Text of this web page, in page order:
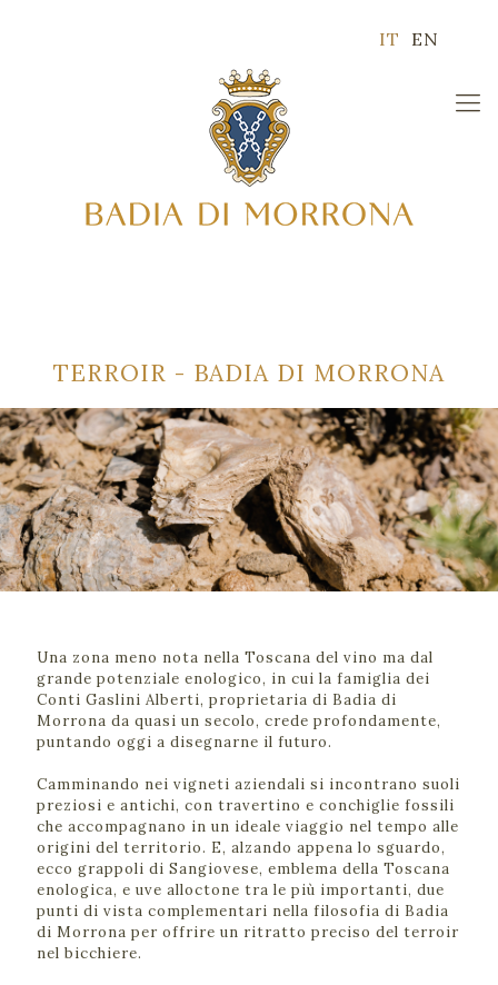
IT EN
TERROIR - BADIA DI MORRONA
Una zona meno nota nella Toscana del vino ma dal
grande potenziale enologico, in cui la famiglia dei
Conti Gaslini Alberti, proprietaria di Badia di
Morrona da quasi un secolo, crede profondamente,
puntando oggi a disegnarne il futuro.
Camminando nei vigneti aziendali si incontrano suoli
preziosi e antichi, con travertino e conchiglie fossili
che accompagnano in un ideale viaggio nel tempo alle
origini del territorio. E, alzando appena lo sguardo,
ecco grappoli di Sangiovese, emblema della Toscana
enologica, e uve alloctone tra le più importanti, due
punti di vista complementari nella filosofia di Badia
di Morrona per offrire un ritratto preciso del terroir
nel bicchiere.